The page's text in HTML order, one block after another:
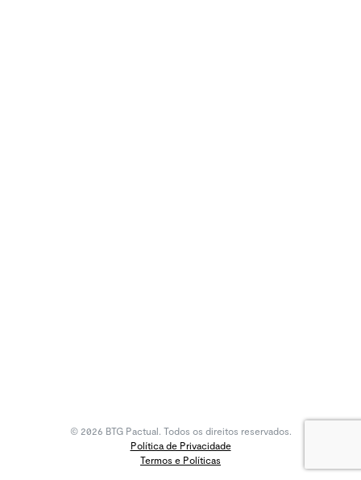
© 2026 BTG Pactual. Todos os direitos reservados.
Política de Privacidade
Termos e Políticas